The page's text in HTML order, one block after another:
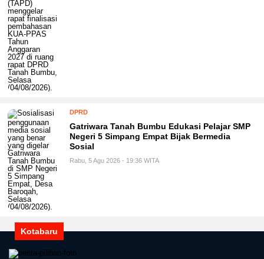
DPRD
Gatriwara Tanah Bumbu Edukasi Pelajar SMP
Negeri 5 Simpang Empat Bijak Bermedia
Sosial
Rabu, 5 Agu 2026 - 19:36 WITA
Kotabaru